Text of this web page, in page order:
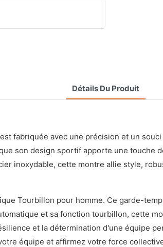
Détails Du Produit
fabriquée avec une précision et un
son design sportif apporte une touche
inoxydable, cette montre allie style,
Tourbillon pour homme. Ce garde-
et sa fonction tourbillon, cette
et la détermination d'une équipe
équipe et affirmez votre force